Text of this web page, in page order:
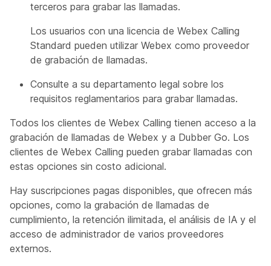
terceros para grabar las llamadas.
Los usuarios con una licencia de Webex Calling
Standard pueden utilizar Webex como proveedor
de grabación de llamadas.
Consulte a su departamento legal sobre los
requisitos reglamentarios para grabar llamadas.
Todos los clientes de Webex Calling tienen acceso a la
grabación de llamadas de Webex y a Dubber Go. Los
clientes de Webex Calling pueden grabar llamadas con
estas opciones sin costo adicional.
Hay suscripciones pagas disponibles, que ofrecen más
opciones, como la grabación de llamadas de
cumplimiento, la retención ilimitada, el análisis de IA y el
acceso de administrador de varios proveedores
externos.